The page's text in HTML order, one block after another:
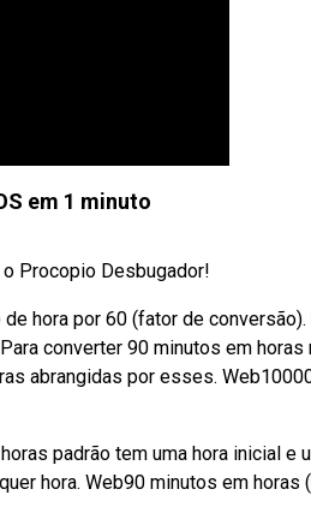
em 1 minuto
Procopio Desbugador!
hora por 60 (fator de conversão).
converter 90 minutos em horas
abrangidas por esses.
padrão tem uma hora inicial e
hora. Web90 minutos em horas